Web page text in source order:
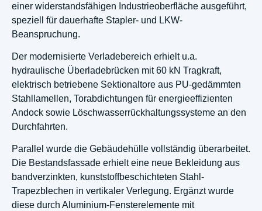
einer widerstandsfähigen Industrieoberfläche ausgeführt,
speziell für dauerhafte Stapler- und LKW-
Beanspruchung.
Der modernisierte Verladebereich erhielt u.a.
hydraulische Überladebrücken mit 60 kN Tragkraft,
elektrisch betriebene Sektionaltore aus PU-gedämmten
Stahllamellen, Torabdichtungen für energieeffizienten
Andock sowie Löschwasserrückhaltungssysteme an den
Durchfahrten.
Parallel wurde die Gebäudehülle vollständig überarbeitet.
Die Bestandsfassade erhielt eine neue Bekleidung aus
bandverzinkten, kunststoffbeschichteten Stahl-
Trapezblechen in vertikaler Verlegung. Ergänzt wurde
diese durch Aluminium-Fensterelemente mit